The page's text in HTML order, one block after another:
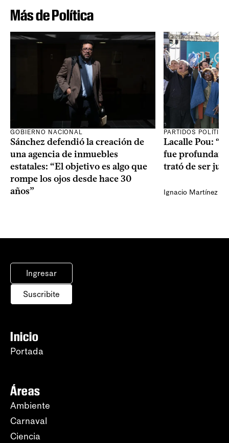
Más de Política
GOBIERNO NACIONAL
Sánchez defendió la creación de
una agencia de inmuebles
estatales: “El objetivo es algo que
rompe los ojos desde hace 30
años”
PARTIDOS
Lacalle Pou:
fue
trató de ser
Ignacio Martínez
Ingresar
Suscribite
Inicio
Portada
Áreas
Ambiente
Carnaval
Ciencia